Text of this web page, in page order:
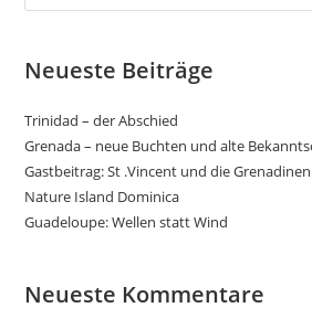
Neueste Beiträge
Trinidad – der Abschied
Grenada – neue Buchten und alte
Gastbeitrag: St .Vincent und die Grenadinen
Nature Island Dominica
Guadeloupe: Wellen statt Wind
Neueste Kommentare